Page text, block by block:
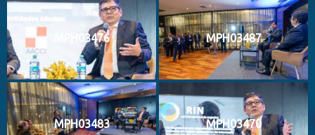
MPH03476 MPH03487
MPH03483 MPH03470